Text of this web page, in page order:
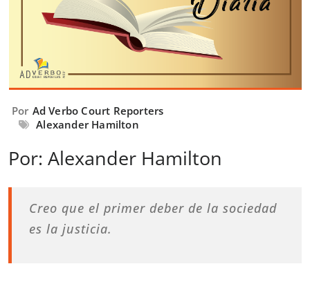
Por Ad Verbo Court Reporters
Alexander Hamilton
Por: Alexander Hamilton
Creo que el primer deber de la sociedad
es la justicia.